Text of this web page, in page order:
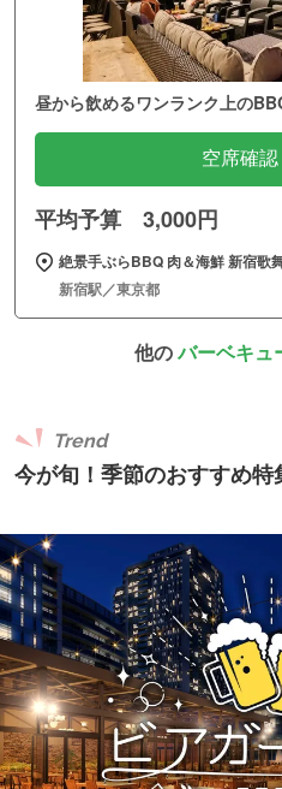
昼から飲めるワンランク上の
空席確
平均予算 3,000円
絶景手ぶらBBQ 肉＆海鮮 新宿歌
新宿駅／東京都
他のバーベキュ
今が旬！季節のおすすめ特
Trend